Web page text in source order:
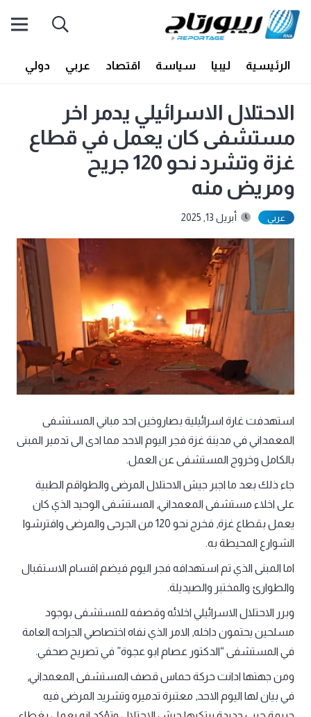
الرئيسية ليبيا سياسة اقتصاد عربي دولي
الاحتلال الاسرائيلي يدمر اخر
مستشفى كان يعمل في قطاع
غزة وتشرد نحو 120 جريح
ومريض منه
عربي أبريل 13, 2025
استهدفت غارة اسرائيلية بصاروخين احد مباني المستشفى
المعمداني في مدينة غزة فجر اليوم الاحد مما ادى الى تدمير المبنى
بالكامل وخروج المستشفى عن العمل.
جاء ذلك بعد ما اجبر جيش الاحتلال المرضى والطواقم الطبية
على اخلاء مستشفى المعمداني, المستشفى الوحيد الذي كان
يعمل بقطاع غزة, فخرج نحو 120 من الجرحى والمرضى وافترشوا
الشوارع المحيطة به.
اما المبنى الذي تم استهدافه فجر اليوم فيضم اقسام الاستقبال
والطوارئ والمختبر والصيديلة.
وبرر الاحتلال الاسرائيلي اخلائه وقصفه للمستشفى بوجود
مسلحين يحتمون داخله, الامر الذي نفاه اختصاصي الجراحه العامة
في المستشفى “الدكتور عصام ابو عجوة” في تصريح صحفي.
ومن جهتها ادانت حركة حماس قصف المستشفى المعمداني,
في بيان لها اليوم الاحد, معتبرة تدميره وتشريد المرضى فيه